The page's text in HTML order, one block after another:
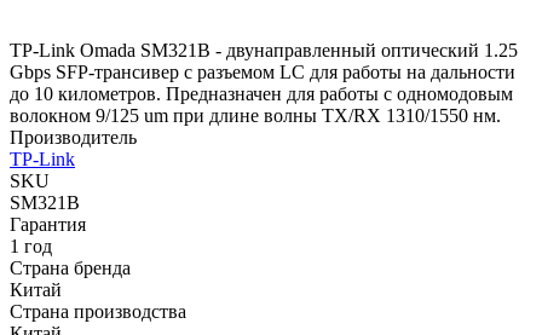
TP-Link Omada SM321B - двунаправленный оптический 1.25
Gbps SFP-трансивер с разъемом LC для работы на дальности
до 10 километров. Предназначен для работы с одномодовым
волокном 9/125 um при длине волны TX/RX 1310/1550 нм.
Производитель
TP-Link
SKU
SM321B
Гарантия
1 год
Страна бренда
Китай
Страна производства